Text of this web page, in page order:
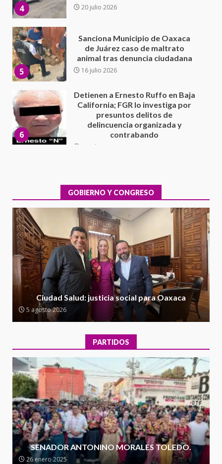
5 16 julio 2026
6
California; FGR lo investiga por
presuntos delitos de
delincuencia organizada y
contrabando
7
Sin paso carretera Oaxaca-
Cuacnopalan
26 junio 2026
1
integral de las instalaciones de la
Escuela Secundaria General
Moisés Sáenz Garza
5 agosto 2026
2
Ciudad Salud: justicia social para
Oaxaca
5 agosto 2026
3
Encuentro de Ariadna Montiel
con el Gobernador Salomón Jara
Cruz reafirma la consolidación
de la transformación en
territorio oaxaqueño
30 julio 2026
4
presencia institucional en San
Juan Mazatlán
20 julio 2026
5
Sanciona Municipio de Oaxaca
de Juárez caso de maltrato
animal tras denuncia ciudadana
16 julio 2026
GOBIERNO Y CONGRESO
Ciudad Salud: justicia social para Oaxaca
5 agosto 2026
PARTIDOS
SENADOR ANTONINO MORALES TOLEDO.
26 enero 2025